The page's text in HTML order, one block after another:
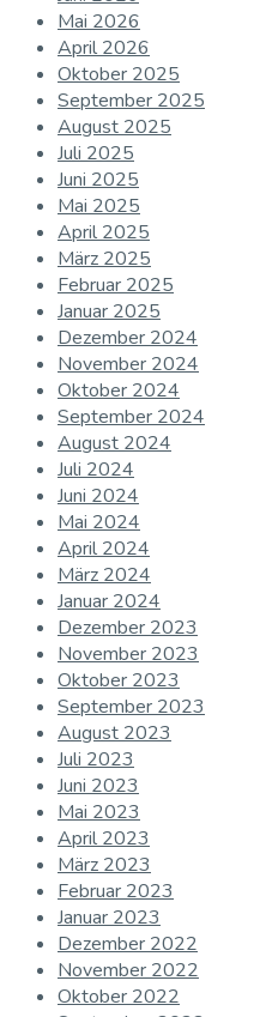
Mai 2026
April 2026
Oktober 2025
September 2025
August 2025
Juli 2025
Juni 2025
Mai 2025
April 2025
März 2025
Februar 2025
Januar 2025
Dezember 2024
November 2024
Oktober 2024
September 2024
August 2024
Juli 2024
Juni 2024
Mai 2024
April 2024
März 2024
Januar 2024
Dezember 2023
November 2023
Oktober 2023
September 2023
August 2023
Juli 2023
Juni 2023
Mai 2023
April 2023
März 2023
Februar 2023
Januar 2023
Dezember 2022
November 2022
Oktober 2022